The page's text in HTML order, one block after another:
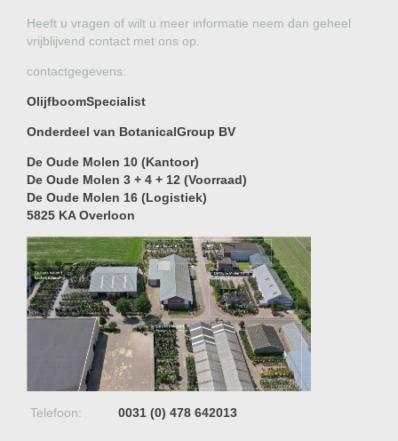
Heeft u vragen of wilt u meer informatie neem dan geheel
vrijblijvend contact met ons op.
contactgegevens:
OlijfboomSpecialist
Onderdeel van BotanicalGroup BV
De Oude Molen 10 (Kantoor)
De Oude Molen 3 + 4 + 12 (Voorraad)
De Oude Molen 16 (Logistiek)
5825 KA Overloon
Telefoon: 0031 (0) 478 642013